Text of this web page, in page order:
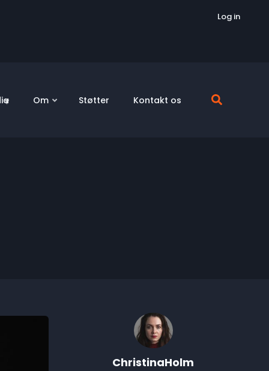
Log in
Om Støtter Kontakt os
ChristinaHolm